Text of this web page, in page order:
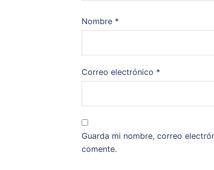
Nombre *
Correo electrónico *
Guarda mi nombre, correo
comente.